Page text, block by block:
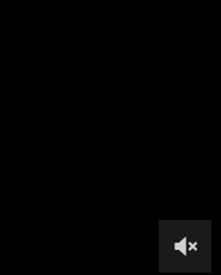
ont eu quelques
les Molenbeekois vont